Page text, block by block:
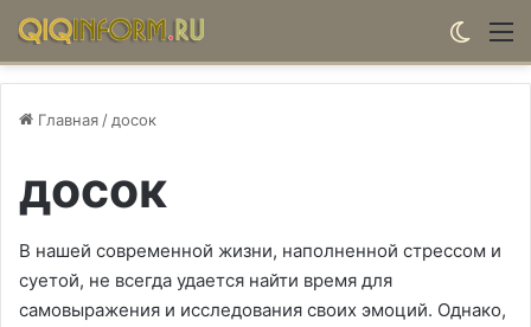
Главная / досок
досок
В нашей современной жизни, наполненной стрессом и
суетой, не всегда удается найти время для
самовыражения и исследования своих эмоций. Однако,